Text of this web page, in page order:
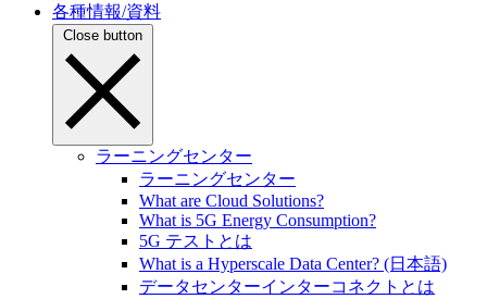
各種情報/資料
Close button
ラーニングセンター
ラーニングセンター
What are Cloud Solutions?
What is 5G Energy Consumption?
5G テストとは
What is a Hyperscale Data Center? (日本語)
データセンターインターコネクトとは